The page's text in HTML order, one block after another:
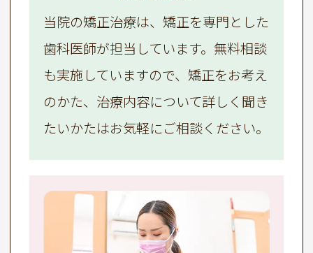
当院の矯正治療は、矯正を専門とした
歯科医師が担当しています。無料相談
も実施していますので、矯正をお考え
のかた、治療内容について詳しく聞き
たいかたはお気軽にご相談ください。